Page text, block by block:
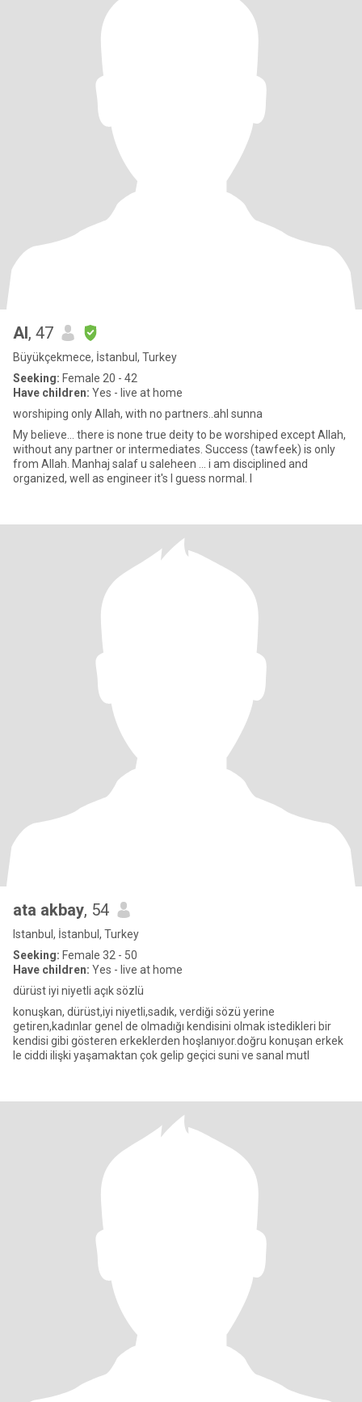
Al, 47
Büyükçekmece, İstanbul, Turkey
Seeking: Female 20 - 42
Have children: Yes - live at home
worshiping only Allah, with no partners..ahl sunna
My believe... there is none true deity to be worshiped except Allah,
without any partner or intermediates. Success (tawfeek) is only
from Allah. Manhaj salaf u saleheen ... i am disciplined and
ata akbay, 54
Istanbul, İstanbul, Turkey
Seeking: Female 32 - 50
Have children: Yes - live at home
dürüst iyi niyetli açık sözlü
konuşkan, dürüst,iyi niyetli,sadık, verdiği sözü yerine
getiren,kadınlar genel de olmadığı kendisini olmak istedikleri bir
kendisi gibi gösteren erkeklerden hoşlanıyor.doğru konuşan erkek
le ciddi ilişki yaşamaktan çok gelip geçici suni ve sanal mutl